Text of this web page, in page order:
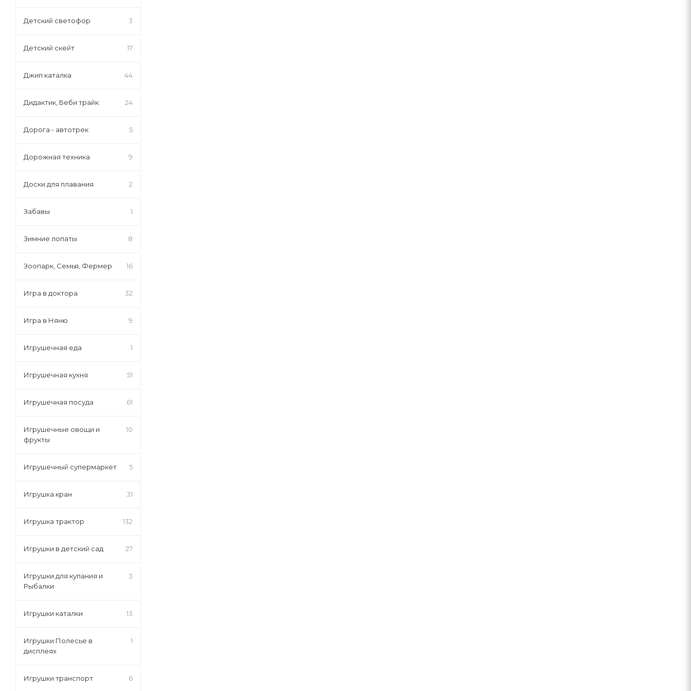
Детский светофор 3
Детский скейт 17
Джип каталка 44
Дидактик, Беби трайк 24
Дорога - автотрек 5
Дорожная техника 9
Доски для плавания 2
Забавы 1
Зимние лопаты 8
Зоопарк, Семья, Фермер 16
Игра в доктора 32
Игра в Няню 9
Игрушечная еда 1
Игрушечная кухня 51
Игрушечная посуда 61
Игрушечные овощи и
фрукты
10
Игрушечный супермаркет 5
Игрушка кран 31
Игрушка трактор 132
Игрушки в детский сад 27
Игрушки для купания и
Рыбалки
3
Игрушки каталки 13
Игрушки Полесье в
дисплеях
1
Игрушки транспорт 6